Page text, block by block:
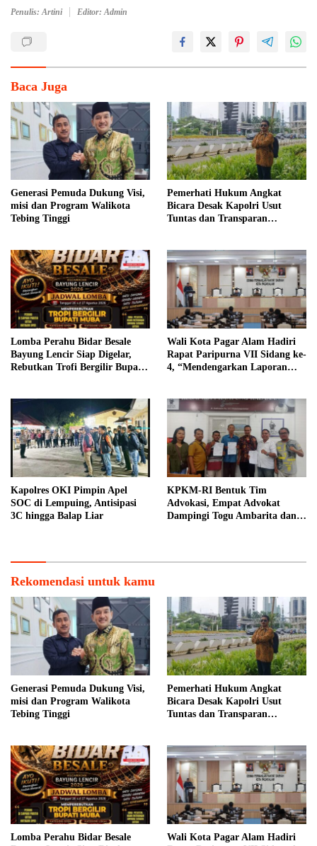
Penulis: Artini Editor: Admin
Baca Juga
Generasi Pemuda Dukung Visi,
misi dan Program Walikota
Tebing Tinggi
Pemerhati Hukum Angkat
Bicara Desak Kapolri Usut
Tuntas dan Transparan
Lomba Perahu Bidar Besale
Bayung Lencir Siap Digelar,
Rebutkan Trofi Bergilir Bupati
Wali Kota Pagar Alam Hadiri
Rapat Paripurna VII Sidang ke-
4, “Mendengarkan Laporan
Alam”
Kapolres OKI Pimpin Apel
SOC di Lempuing, Antisipasi
3C hingga Balap Liar
KPKM-RI Bentuk Tim
Advokasi, Empat Advokat
Dampingi Togu Ambarita dan
Rekomendasi untuk kamu
Generasi Pemuda Dukung Visi,
misi dan Program Walikota
Tebing Tinggi
Pemerhati Hukum Angkat
Bicara Desak Kapolri Usut
Tuntas dan Transparan
Lomba Perahu Bidar Besale
Wali Kota Pagar Alam Hadiri